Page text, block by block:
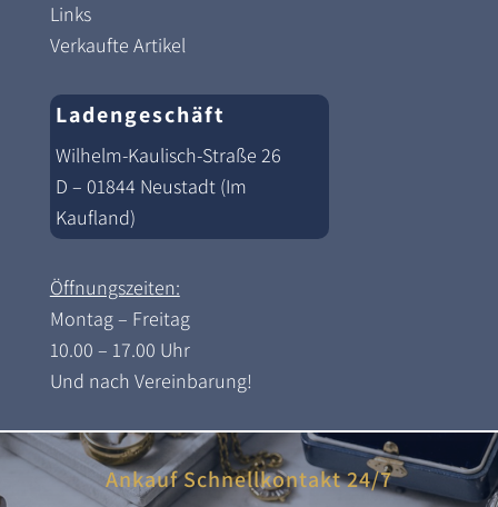
Links
Verkaufte Artikel
Ladengeschäft
Wilhelm-Kaulisch-Straße 26
D – 01844 Neustadt (Im
Kaufland)
Öffnungszeiten:
Montag – Freitag
10.00 – 17.00 Uhr
Und nach Vereinbarung!
Ankauf Schnellkontakt 24/7